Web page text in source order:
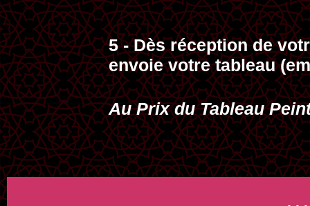
5 - Dès réception de
envoie votre tableau
Au Prix du Tableau